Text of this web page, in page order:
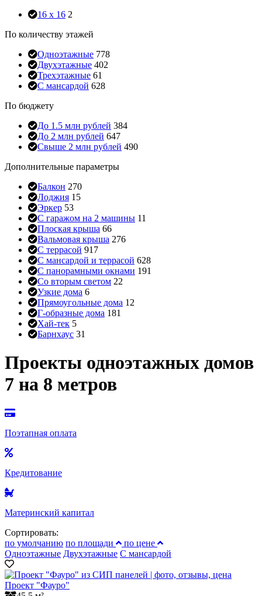
16 x 16 2
По количеству этажей
Одноэтажные 778
Двухэтажные 402
Трехэтажные 61
С мансардой 628
По бюджету
До 1.5 млн рублей 384
До 2 млн рублей 647
Свыше 2 млн рублей 490
Дополнительные параметры
Балкон 270
Лоджия 15
Эркер 53
С гаражом на 2 машины 11
Плоская крыша 66
Вальмовая крыша 276
С террасой 917
С мансардой и террасой 628
С панорамными окнами 191
Со вторым светом 22
Узкие дома 6
Прямоугольные дома 12
Г-образные дома 181
Хай-тек 5
Барнхаус 31
Проекты одноэтажных домов
7 на 8 метров
Поэтапная оплата
Кредитование
Материнский капитал
Сортировать:
по умолчанию по площади
по цене
Одноэтажные Двухэтажные С мансардой
Проект "Фауро"